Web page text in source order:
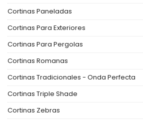
Cortinas Paneladas
Cortinas Para Exteriores
Cortinas Para Pergolas
Cortinas Romanas
Cortinas Tradicionales - Onda Perfecta
Cortinas Triple Shade
Cortinas Zebras